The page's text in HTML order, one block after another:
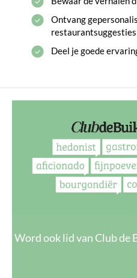
Ontvang
restaurantsuggesties
Deel je goede
Word ook lid van Club de